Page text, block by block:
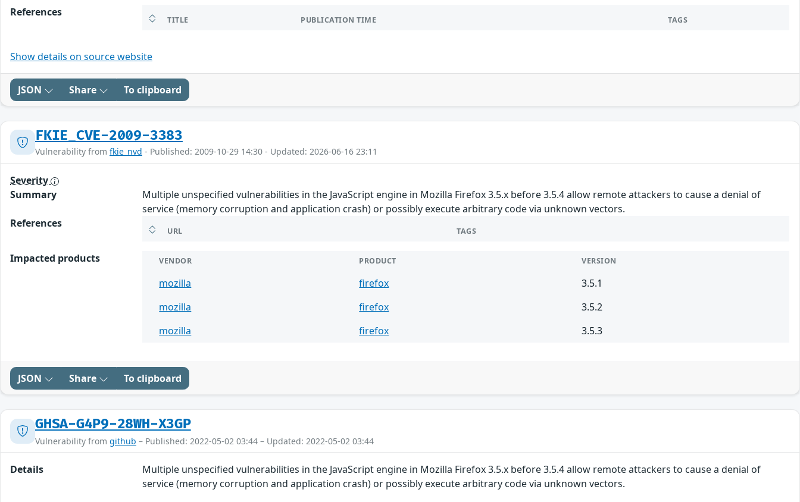
References
TITLE PUBLICATION TIME TAGS
Show details on source website
JSON Share To clipboard
FKIE_CVE-2009-3383
Vulnerability from fkie_nvd - Published: 2009-10-29 14:30 - Updated: 2026-06-16 23:11
Severity
Summary
Multiple unspecified vulnerabilities in the JavaScript engine in Mozilla Firefox 3.5.x before 3.5.4 allow remote attackers to cause a denial of
service (memory corruption and application crash) or possibly execute arbitrary code via unknown vectors.
References
URL TAGS
Impacted products VENDOR PRODUCT VERSION
mozilla firefox
3.5.1
mozilla
firefox
3.5.2
mozilla
firefox 3.5.3
JSON Share To clipboard
GHSA-G4P9-28WH-X3GP
Vulnerability from github – Published: 2022-05-02 03:44 – Updated: 2022-05-02 03:44
Details
Multiple unspecified vulnerabilities in the JavaScript engine in Mozilla Firefox 3.5.x before 3.5.4 allow remote attackers to cause a denial of
service (memory corruption and application crash) or possibly execute arbitrary code via unknown vectors.